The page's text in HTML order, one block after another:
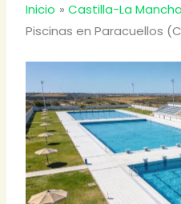
Inicio Castilla-La
Piscinas en Paracuellos